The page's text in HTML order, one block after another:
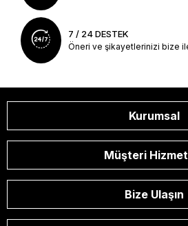
7 / 24 DESTEK
Öneri ve şikayetlerinizi bize
Kurumsal
Müşteri
Bize Ulaşın